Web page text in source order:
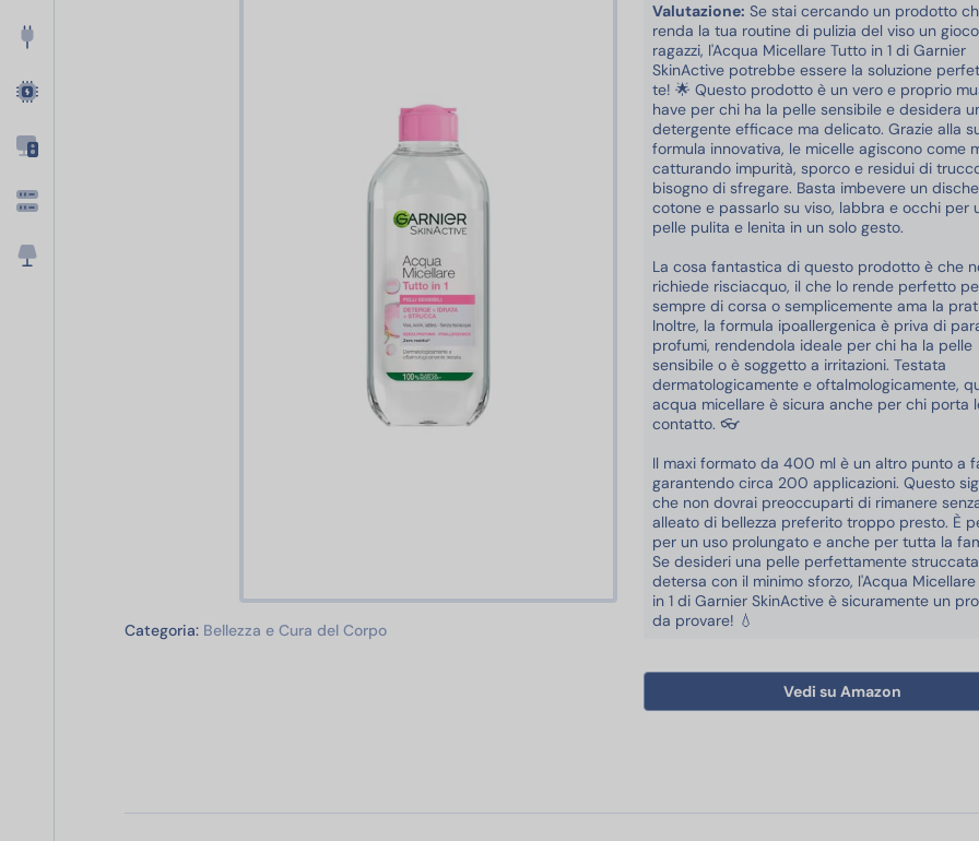
Categoria: Bellezza e Cura del CorpoBellezza e Cura del Corpo
Valutazione: Se stai cercando un prodotto
renda la tua routine di pulizia del viso un
ragazzi, l'Acqua Micellare Tutto in 1 di Garnier
SkinActive potrebbe essere la soluzione
te! 🌟 Questo prodotto è un vero e proprio
have per chi ha la pelle sensibile e desidera
detergente efficace ma delicato. Grazie alla
formula innovativa, le micelle agiscono come
catturando impurità, sporco e residui di
bisogno di sfregare. Basta imbevere un
cotone e passarlo su viso, labbra e occhi per
pelle pulita e lenita in un solo gesto.
La cosa fantastica di questo prodotto è che
richiede risciacquo, il che lo rende perfetto
sempre di corsa o semplicemente ama la
Inoltre, la formula ipoallergenica è priva di
profumi, rendendola ideale per chi ha la pelle
sensibile o è soggetto a irritazioni. Testata
dermatologicamente e oftalmologicamente,
acqua micellare è sicura anche per chi porta
contatto. 👓
Il maxi formato da 400 ml è un altro punto a
garantendo circa 200 applicazioni. Questo
che non dovrai preoccuparti di rimanere
alleato di bellezza preferito troppo presto. È
per un uso prolungato e anche per tutta la
Se desideri una pelle perfettamente
detersa con il minimo sforzo, l'Acqua
in 1 di Garnier SkinActive è sicuramente un
da provare! 💧
Vedi su Amazon